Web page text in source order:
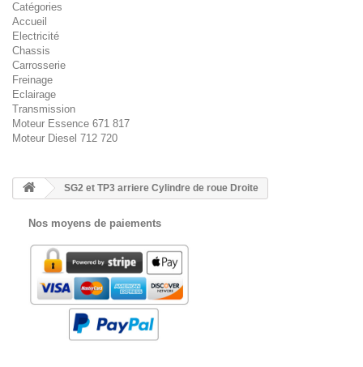
Catégories
Accueil
Electricité
Chassis
Carrosserie
Freinage
Eclairage
Transmission
Moteur Essence 671 817
Moteur Diesel 712 720
SG2 et TP3 arriere Cylindre de roue Droite
Nos moyens de paiements